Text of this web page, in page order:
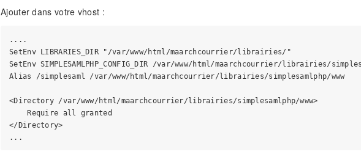
Ajouter dans votre vhost :
....
SetEnv LIBRARIES_DIR "/var/www/html/maarchcourrier/librairies/"
SetEnv SIMPLESAMLPHP_CONFIG_DIR /var/www/html/maarchcourrier/librairies/
Alias /simplesaml /var/www/html/maarchcourrier/librairies/simplesamlphp/www
<Directory /var/www/html/maarchcourrier/librairies/simplesamlphp/www>
    Require all granted
</Directory>